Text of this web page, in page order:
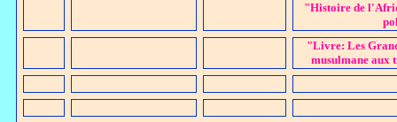
"Histoire de
"Livre: Les
musulmane aux